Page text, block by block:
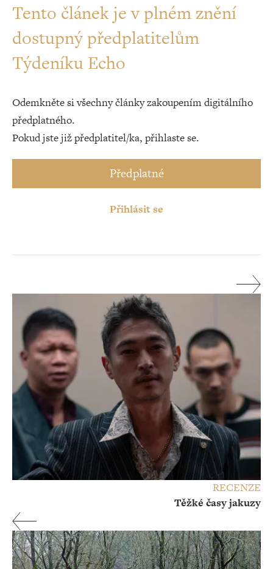
Tento článek je v plném znění
dostupný předplatitelům
Týdeníku Echo
Odemkněte si všechny články zakoupením digitálního
předplatného.
Pokud jste již předplatitel/ka, přihlaste se.
Předplatné
Přihlásit se
RECENZE
Těžké časy jakuzy